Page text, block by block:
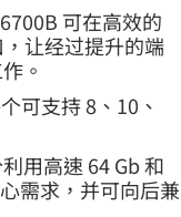
可在高效的
让经过提升的端
。
可支持 8、10、
用高速 64 Gb 和
需求，并可向后兼